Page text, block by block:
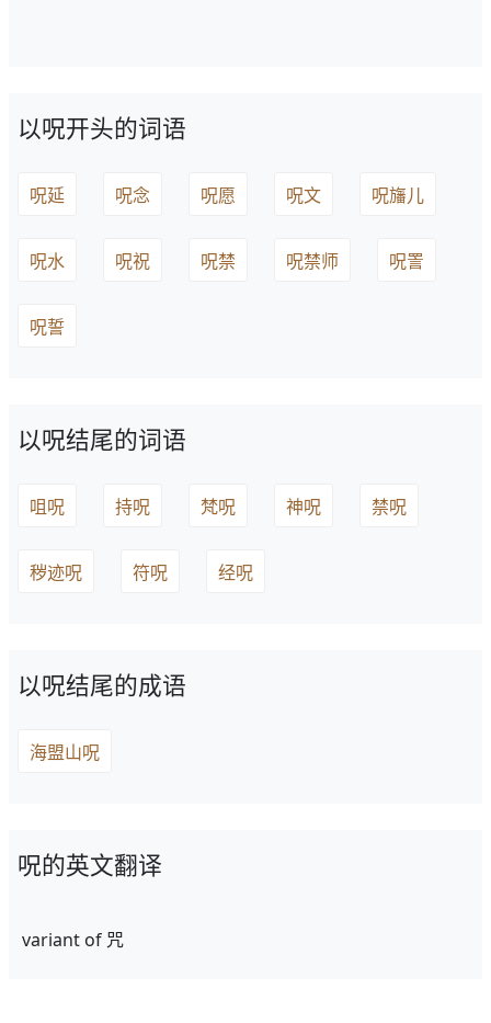
以呪开头的词语
呪延 呪念 呪愿 呪文 呪旛儿
呪水 呪祝 呪禁 呪禁师 呪詈
呪誓
以呪结尾的词语
咀呪 持呪 梵呪 神呪 禁呪
秽迹呪 符呪 经呪
以呪结尾的成语
海盟山呪
呪的英文翻译
variant of 咒